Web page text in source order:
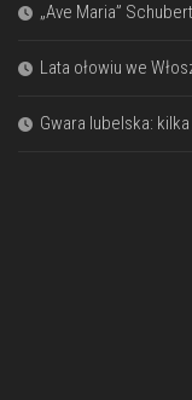
„Ave Maria”
Lata ołowiu we
Gwara lubelska: